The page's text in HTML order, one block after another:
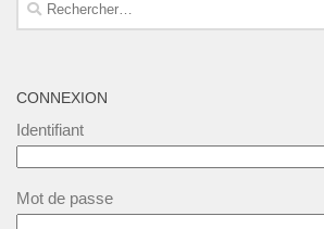
CONNEXION
Identifiant
Mot de passe